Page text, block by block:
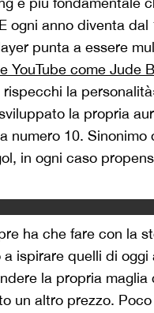
ogni anno diventa
punta a essere
YouTube come Jude
la
la propria
numero 10.
in ogni caso
ha che fare con la
ispirare quelli di
la propria
un altro prezzo.